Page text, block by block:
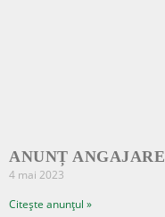
ANUNȚ ANGAJARE
4 mai 2023
Citește anunțul »